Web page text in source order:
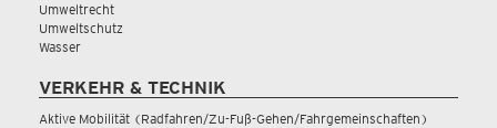
Umweltrecht
Umweltschutz
Wasser
VERKEHR & TECHNIK
Aktive Mobilität (Radfahren/Zu-Fuß-Gehen/Fahrgemeinschaften)